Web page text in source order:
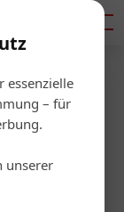
essenzielle
– für
unserer